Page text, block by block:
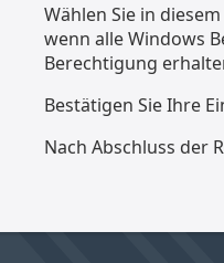
Wählen Sie in
wenn alle Windows
Berechtigung
Bestätigen Sie Ihre
Nach Abschluss der